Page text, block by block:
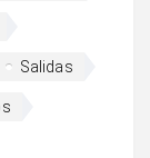
Salidas